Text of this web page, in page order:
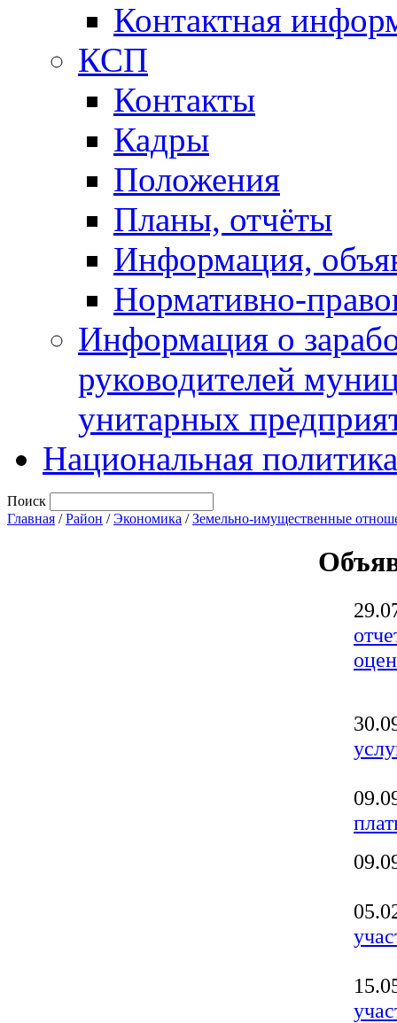
Контактная
КСП
Контакты
Кадры
Положения
Планы, отчёты
Информация,
Нормативно-
Информация о
руководителей
унитарных
Национальная политика
Поиск
Главная /Район /Экономика /Земельно-имущественные